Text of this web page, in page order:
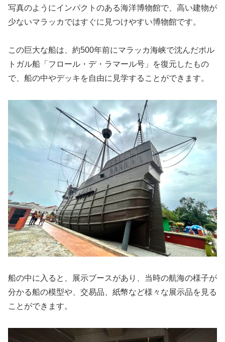
写真のようにインパクトのある海洋博物館で、高い建物が
少ないマラッカではすぐに見つけやすい博物館です。
この巨大な船は、約500年前にマラッカ海峡で沈んだポル
トガル船「フロール・デ・ラマール号」を復元したもの
で、船の中やデッキを自由に見学することができます。
船の中に入ると、展示ブースがあり、当時の航海の様子が
分かる船の模型や、交易品、紙幣など様々な展示品を見る
ことができます。